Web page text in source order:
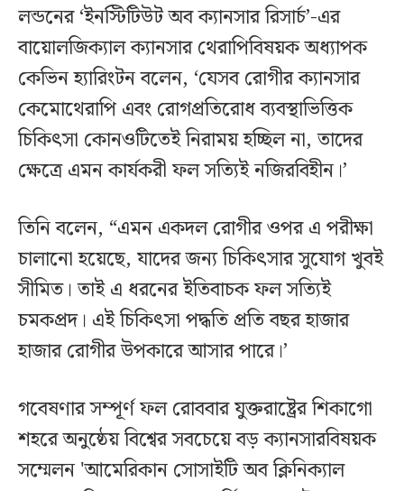
লন্ডনের ‘ইনস্টিটিউট অব ক্যানসার রিসার্চ’-এর
বায়োলজিক্যাল ক্যানসার থেরাপিবিষয়ক অধ্যাপক
কেভিন হ্যারিংটন বলেন, ‘যেসব রোগীর ক্যানসার
কেমোথেরাপি এবং রোগপ্রতিরোধ ব্যবস্থাভিত্তিক
চিকিৎসা কোনওটিতেই নিরাময় হচ্ছিল না, তাদের
ক্ষেত্রে এমন কার্যকরী ফল সত্যিই নজিরবিহীন।’
তিনি বলেন, “এমন একদল রোগীর ওপর এ পরীক্ষা
চালানো হয়েছে, যাদের জন্য চিকিৎসার সুযোগ খুবই
সীমিত। তাই এ ধরনের ইতিবাচক ফল সত্যিই
চমকপ্রদ। এই চিকিৎসা পদ্ধতি প্রতি বছর হাজার
হাজার রোগীর উপকারে আসার পারে।’
গবেষণার সম্পূর্ণ ফল রোববার যুক্তরাষ্ট্রের শিকাগো
শহরে অনুষ্ঠেয় বিশ্বের সবচেয়ে বড় ক্যানসারবিষয়ক
সম্মেলন 'আমেরিকান সোসাইটি অব ক্লিনিক্যাল